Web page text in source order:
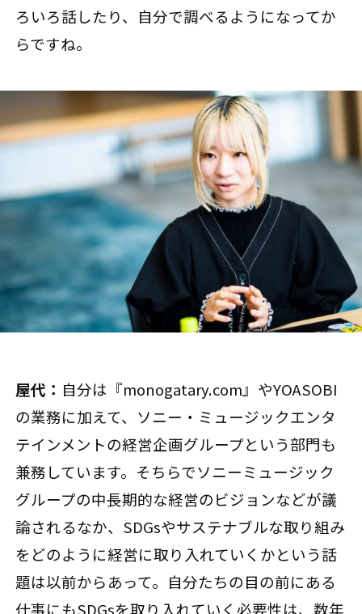
ろいろ話したり、自分で調べるようになってか
らですね。
屋代： 自分は『monogatary.com』やYOASOBI
の業務に加えて、ソニー・ミュージックエンタ
テインメントの経営企画グループという部門も
兼務しています。そちらでソニーミュージック
グループの中長期的な経営のビジョンなどが議
論されるなか、SDGsやサステナブルな取り組み
をどのように経営に取り入れていくかという話
題は以前からあって。自分たちの目の前にある
仕事にもSDGsを取り入れていく必要性は、数年